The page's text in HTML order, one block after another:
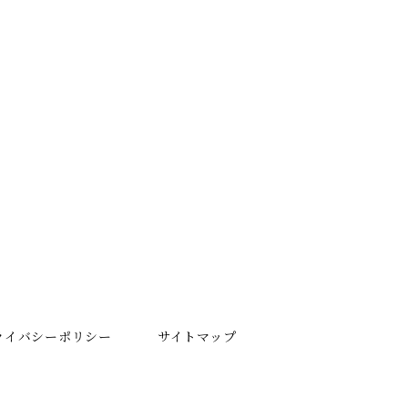
イバシーポリシー サイトマップ